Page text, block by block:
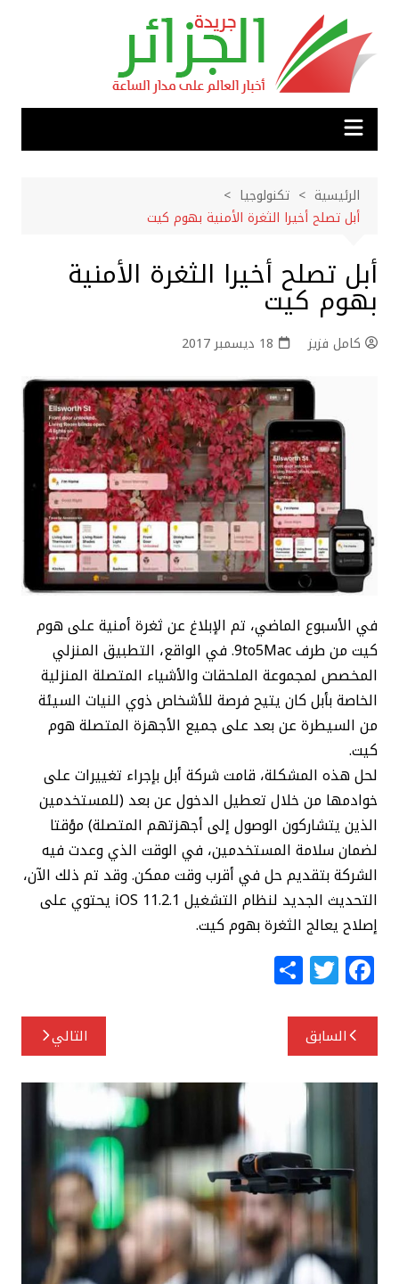
المحتوى
الرئيسية
تكنولوجيا
أبل تصلح أخيرا الثغرة الأمنية بهوم كيت
أبل تصلح أخيرا الثغرة الأمنية
بهوم كيت
كامل فزيز 18 ديسمبر 2017
في الأسبوع الماضي، تم الإبلاغ عن ثغرة أمنية على هوم
كيت من طرف 9to5Mac. في الواقع، التطبيق المنزلي
المخصص لمجموعة الملحقات والأشياء المتصلة المنزلية
الخاصة بأبل كان يتيح فرصة للأشخاص ذوي النيات السيئة
من السيطرة عن بعد على جميع الأجهزة المتصلة هوم
كيت.
لحل هذه المشكلة، قامت شركة أبل بإجراء تغييرات على
خوادمها من خلال تعطيل الدخول عن بعد (للمستخدمين
الذين يتشاركون الوصول إلى أجهزتهم المتصلة) مؤقتا
لضمان سلامة المستخدمين، في الوقت الذي وعدت فيه
الشركة بتقديم حل في أقرب وقت ممكن. وقد تم ذلك الآن،
التحديث الجديد لنظام التشغيل 11.2.1 iOS يحتوي على
إصلاح يعالج الثغرة بهوم كيت.
F
a
c
e
b
o
k
T
w
itt
e
r
S
h
تصفّح
المقالات
السابق التالي